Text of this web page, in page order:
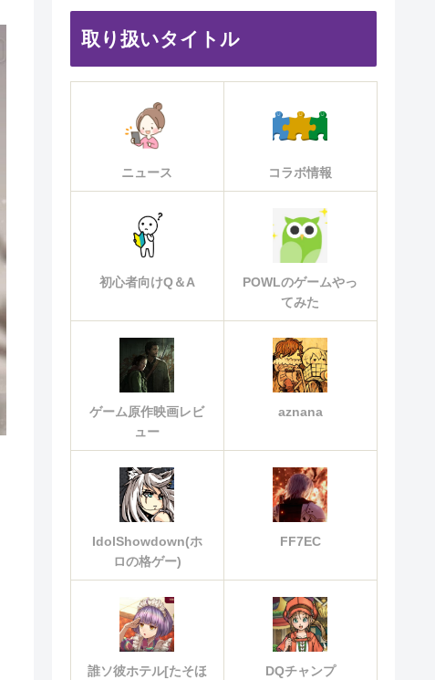
取り扱いタイトル
ニュース コラボ情報
初心者向けQ＆A
POWLのゲームやっ
てみた
ゲーム原作映画レビ
ュー
aznana
IdolShowdown(ホ
ロの格ゲー)
FF7EC
誰ソ彼ホテル[たそほ
DQチャンプ